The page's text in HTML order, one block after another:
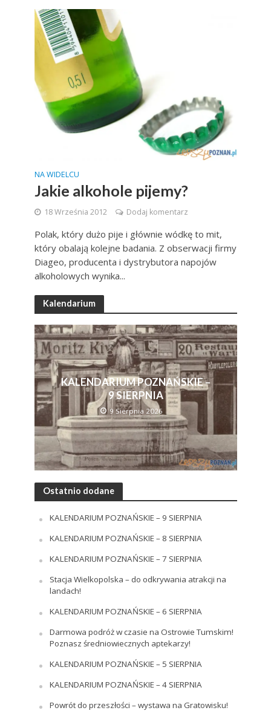
NA WIDELCU
Jakie alkohole pijemy?
18 Września 2012 Dodaj komentarz
Polak, który dużo pije i głównie wódkę to mit,
który obalają kolejne badania. Z obserwacji firmy
Diageo, producenta i dystrybutora napojów
alkoholowych wynika...
Kalendarium
KALENDARIUM POZNAŃSKIE –
9 SIERPNIA
9 Sierpnia 2026
Ostatnio dodane
KALENDARIUM POZNAŃSKIE – 9 SIERPNIA
KALENDARIUM POZNAŃSKIE – 8 SIERPNIA
KALENDARIUM POZNAŃSKIE – 7 SIERPNIA
Stacja Wielkopolska – do odkrywania atrakcji na
landach!
KALENDARIUM POZNAŃSKIE – 6 SIERPNIA
Darmowa podróż w czasie na Ostrowie Tumskim!
Poznasz średniowiecznych aptekarzy!
KALENDARIUM POZNAŃSKIE – 5 SIERPNIA
KALENDARIUM POZNAŃSKIE – 4 SIERPNIA
Powrót do przeszłości – wystawa na Gratowisku!